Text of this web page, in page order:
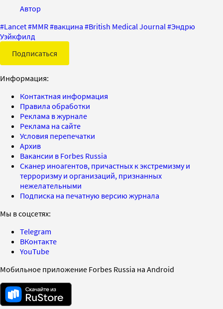
Автор
#Lancet#MMR#вакцина #British Medical Journal #Эндрю
Уэйкфилд
Подписаться
Информация:
Контактная информация
Правила обработки
Реклама в журнале
Реклама на сайте
Условия перепечатки
Архив
Вакансии в Forbes Russia
Сканер иноагентов, причастных к экстремизму и
терроризму и организаций, признанных
нежелательными
Подписка на печатную версию журнала
Мы в соцсетях:
Telegram
ВКонтакте
YouTube
Мобильное приложение Forbes Russia на Android